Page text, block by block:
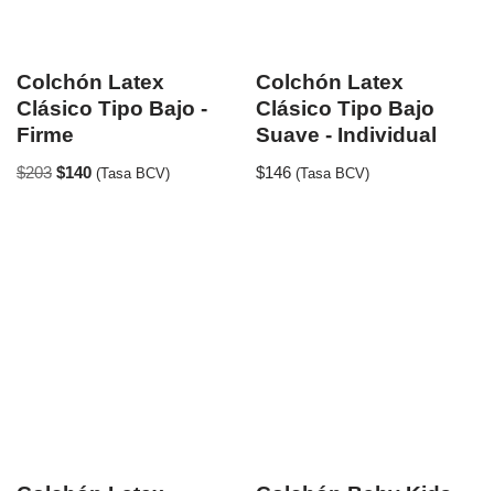
Colchón Latex
Clásico Tipo Bajo -
Firme
$203 $140 (Tasa BCV)
Colchón Latex
Clásico Tipo Bajo
Suave - Individual
$146 (Tasa BCV)